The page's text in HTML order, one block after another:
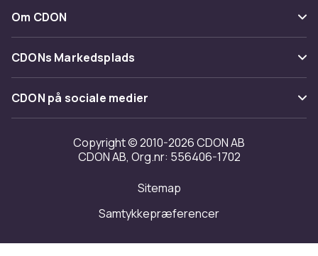
Kontakt os
Tilbagekaldelser
Kategorier
Maerke
Om CDON
Om os
Kundeanmeldelser
Arbejd på CDON
Investor relations
Tilgængelighed
CDONs Markedsplads
Merchant Help Center
CDON på sociale medier
Copyright © 2010-2026 CDON AB
CDON AB, Org.nr: 556406-1702
Sitemap
Samtykkepræferencer